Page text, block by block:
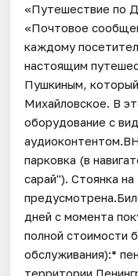
«Путешествие по
«Почтовое
каждому
настоящим
Пушкиным,
Михайловское. В
оборудование с
парковка (в
сарай"). Стоянка
дней с момента
полной стоимости
обслуживания):*
территории